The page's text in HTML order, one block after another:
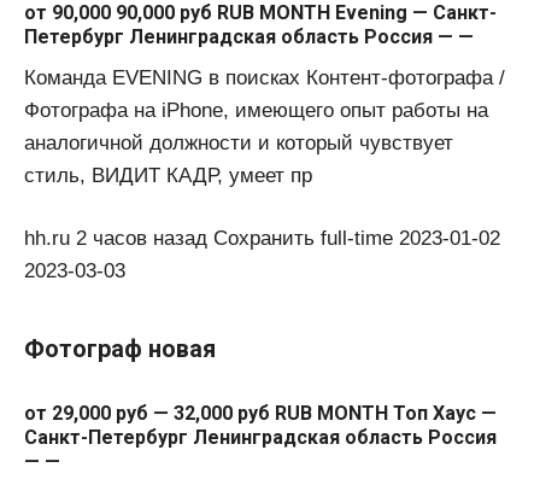
от 90,000 90,000 руб RUB MONTH Evening — Санкт-
Петербург Ленинградская область Россия — —
Команда EVENING в поисках Контент-фотографа /
Фотографа на iPhone, имеющего опыт работы на
аналогичной должности и который чувствует
стиль, ВИДИТ КАДР, умеет пр
hh.ru 2 часов назад Сохранить full-time 2023-01-02
2023-03-03
Фотограф новая
от 29,000 руб — 32,000 руб RUB MONTH Топ Хаус —
Санкт-Петербург Ленинградская область Россия
— —